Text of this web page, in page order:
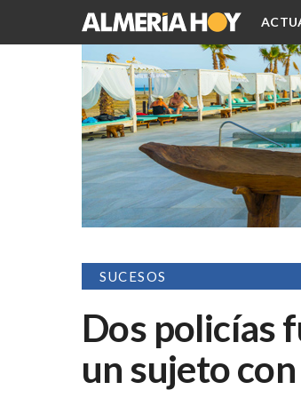
SUCESOS
Dos policías
un sujeto